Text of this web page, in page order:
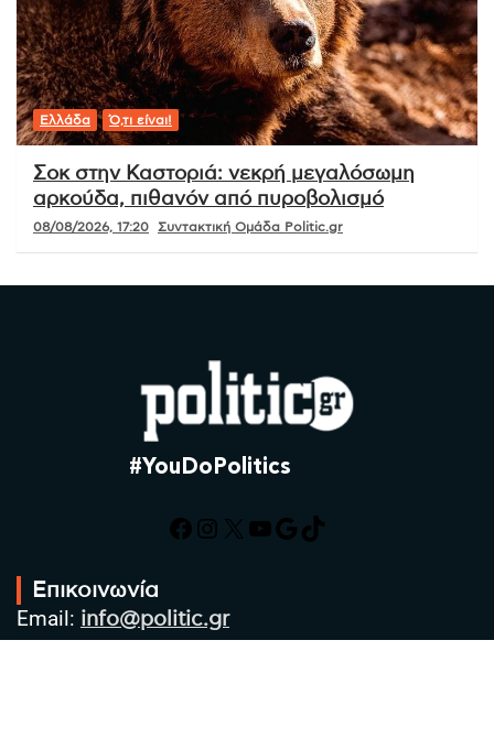
Ελλάδα Ό,τι είναι!
Σοκ στην Καστοριά: νεκρή μεγαλόσωμη
αρκούδα, πιθανόν από πυροβολισμό
08/08/2026, 17:20 Συντακτική Ομάδα Politic.gr
#YouDoPolitics
Facebook
Instagram
X YouTube
Google
TikTok
Επικοινωνία
Email: info@politic.gr
Τηλ: